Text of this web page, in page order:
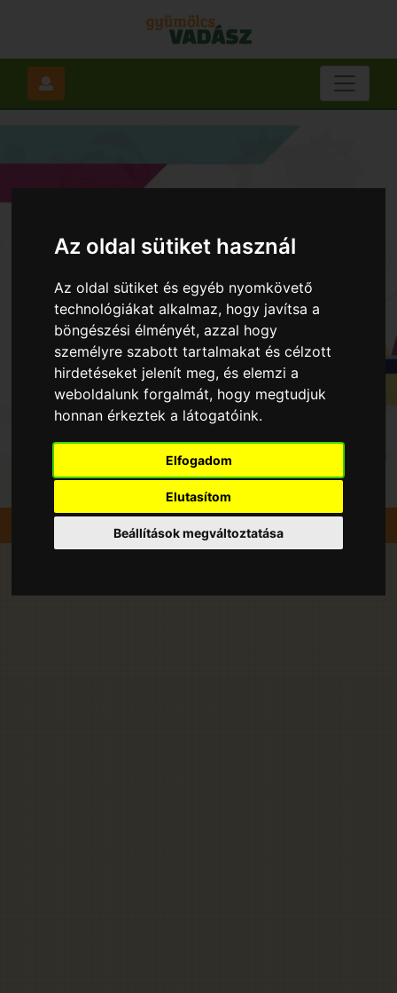
Az oldal sütiket használ
Az oldal sütiket és egyéb nyomkövető
technológiákat alkalmaz, hogy javítsa a
böngészési élményét, azzal hogy
személyre szabott tartalmakat és célzott
hirdetéseket jelenít meg, és elemzi a
weboldalunk forgalmát, hogy megtudjuk
honnan érkeztek a látogatóink.
Elfogadom
Elutasítom
Beállítások megváltoztatása
Szedd magad Eper Földieper Solymár